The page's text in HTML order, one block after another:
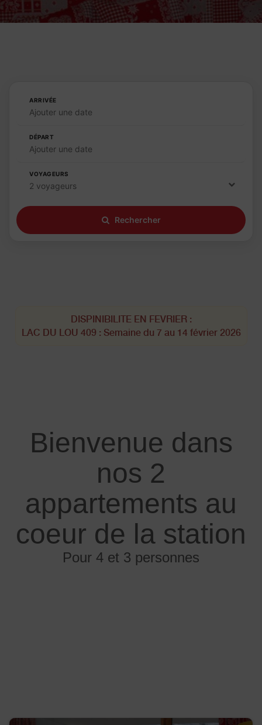
ARRIVÉE
Ajouter une date
DÉPART
Ajouter une date
VOYAGEURS
2 voyageurs
Rechercher
DISPINIBILITE EN FEVRIER :
LAC DU LOU 409 : Semaine du 7 au 14 février 2026
Bienvenue dans
nos 2
appartements au
coeur de la station
Pour 4 et 3 personnes